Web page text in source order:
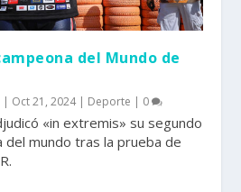
del Mundo de
| Oct 21, 2024| Deporte | 0
«in extremis» su segundo
del mundo tras la prueba de